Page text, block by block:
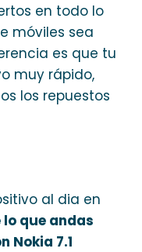
en todo lo
móviles sea
es que tu
muy rápido,
los repuestos
al dia en
que andas
Nokia 7.1